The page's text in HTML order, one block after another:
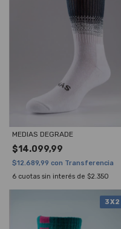
MEDIAS DEGRADE
$14.099,99
$12.689,99 con Transferencia
6 cuotas sin interés de $2.350
3X2